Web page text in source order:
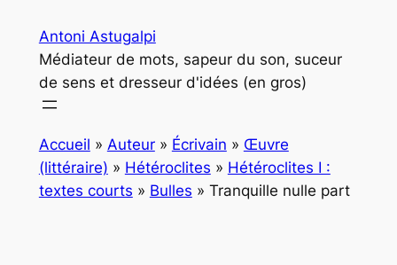
contenu
Antoni Astugalpi
Médiateur de mots, sapeur du son, suceur
de sens et dresseur d'idées (en gros)
Accueil » Auteur» Écrivain » Œuvre
(littéraire) » Hétéroclites » Hétéroclites I :
textes courts » Bulles » Tranquille nulle part